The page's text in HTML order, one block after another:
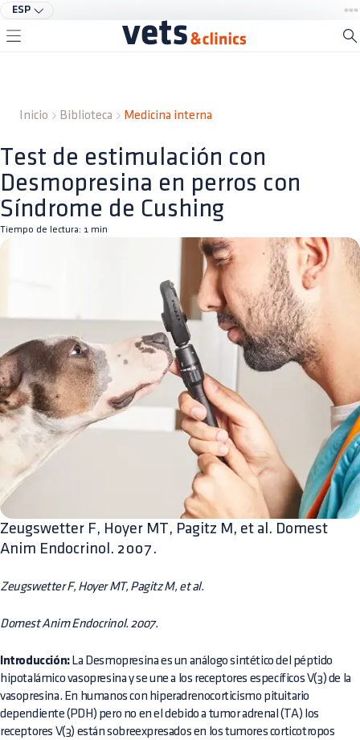
ESP
Inicio Biblioteca Medicina interna
Test de estimulación con
Desmopresina en perros con
Síndrome de Cushing
Tiempo de lectura: 1 min
Zeugswetter F, Hoyer MT, Pagitz M, et al. Domest
Anim Endocrinol. 2007.
Zeugswetter F, Hoyer MT, Pagitz M, et al.
Domest Anim Endocrinol. 2007.
Introducción:La Desmopresina es un análogo sintético del péptido
hipotalámico vasopresina y se une a los receptores específicos V(3) de la
vasopresina. En humanos con hiperadrenocorticismo pituitario
dependiente (PDH) pero no en el debido a tumor adrenal (TA) los
receptores V(3) están sobreexpresados en los tumores corticotropos